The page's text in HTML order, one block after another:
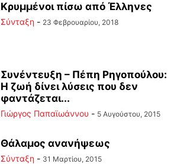
Κρυμμένοι πίσω από Έλληνες
Σύνταξη - 23 Φεβρουαρίου, 2018
Συνέντευξη – Πέπη Ρηγοπούλου:
Η ζωή δίνει λύσεις που δεν
φαντάζεται...
Γιώργος Παπαϊωάννου - 5 Αυγούστου, 2015
Θάλαμος ανανήψεως
Σύνταξη - 31 Μαρτίου, 2015